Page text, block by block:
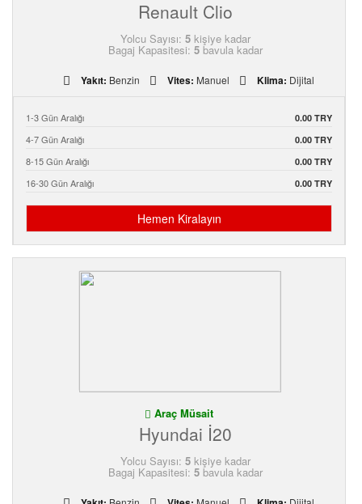
Renault Clio
Yolcu Sayısı: 5kişiye kadar
Bagaj Kapasitesi: 5bavula kadar
Yakıt: Benzin Vites: Manuel Klima: Dijital
1-3 Gün Aralığı 0.00 TRY
4-7 Gün Aralığı 0.00 TRY
8-15 Gün Aralığı 0.00 TRY
16-30 Gün Aralığı 0.00 TRY
Hemen Kiralayın
Araç Müsait
Hyundai İ20
Yolcu Sayısı: 5kişiye kadar
Bagaj Kapasitesi: 5bavula kadar